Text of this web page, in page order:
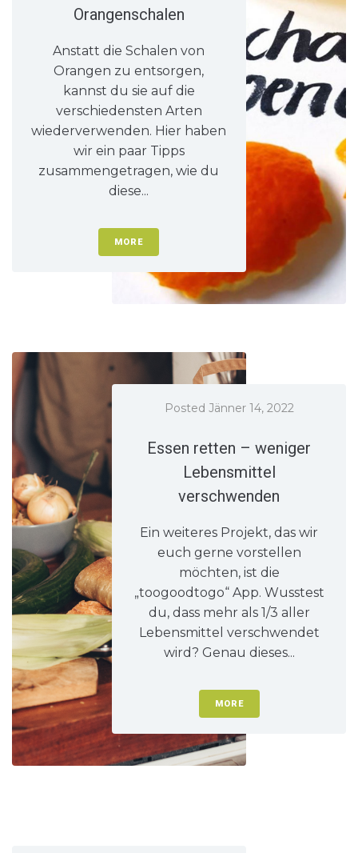
Orangenschalen
Anstatt die Schalen von
Orangen zu entsorgen,
kannst du sie auf die
verschiedensten Arten
wiederverwenden. Hier haben
wir ein paar Tipps
zusammengetragen, wie du
diese...
MORE
Posted Jänner 14, 2022
Essen retten – weniger
Lebensmittel
verschwenden
Ein weiteres Projekt, das wir
euch gerne vorstellen
möchten, ist die
„toogoodtogo“ App. Wusstest
du, dass mehr als 1/3 aller
Lebensmittel verschwendet
wird? Genau dieses...
MORE